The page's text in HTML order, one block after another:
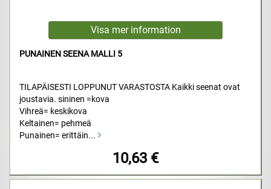
PUNAINEN SEENA MALLI 5
TILAPÄISESTI LOPPUNUT VARASTOSTA Kaikki seenat ovat
joustavia. sininen =kova
Vihreä= keskikova
Keltainen= pehmeä
Punainen= erittäin...
10,63 €